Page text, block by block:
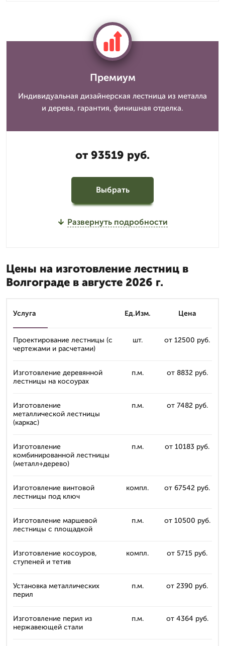
Премиум
Индивидуальная дизайнерская лестница из металла
и дерева, гарантия, финишная отделка.
от 93519 руб.
Выбрать
Развернуть подробности
Цены на изготовление лестниц в
Волгограде в августе 2026 г.
Услуга Ед.Изм. Цена
Проектирование лестницы (с
чертежами и расчетами)
шт. от 12500 руб.
Изготовление деревянной
лестницы на косоурах
п.м. от 8832 руб.
Изготовление
металлической лестницы
(каркас)
п.м. от 7482 руб.
Изготовление
комбинированной лестницы
(металл+дерево)
п.м. от 10183 руб.
Изготовление винтовой
лестницы под ключ
компл. от 67542 руб.
Изготовление маршевой
лестницы с площадкой
п.м. от 10500 руб.
Изготовление косоуров,
ступеней и тетив
компл. от 5715 руб.
Установка металлических
перил
п.м. от 2390 руб.
Изготовление перил из
нержавеющей стали
п.м. от 4364 руб.